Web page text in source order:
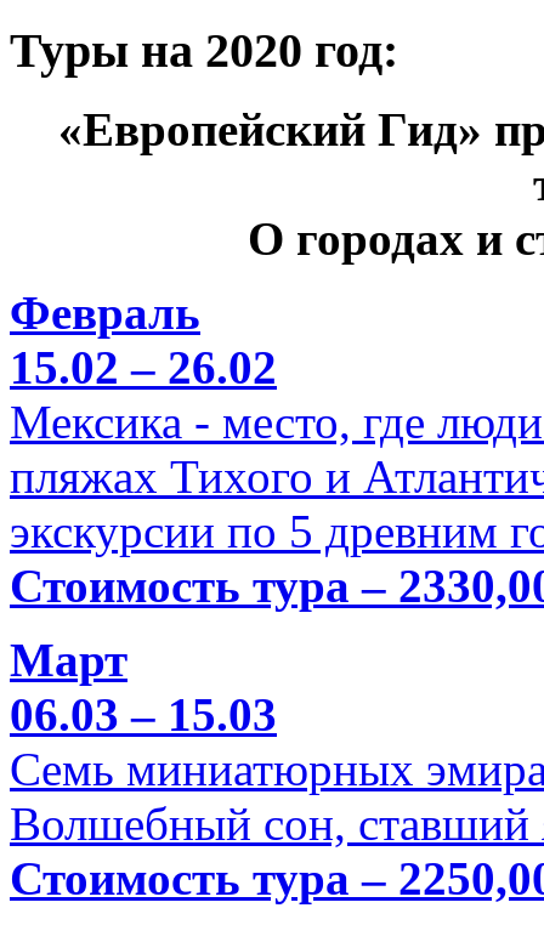
Туры на 2020 год:
«Европейский Гид»
О городах и
Февраль
15.02 – 26.02
Мексика - место, где
пляжах Тихого и
экскурсии по 5 древним
Стоимость тура –
Март
06.03 – 15.03
Семь миниатюрных
Волшебный сон, ставший
Стоимость тура –